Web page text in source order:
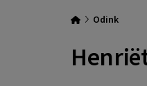
Odink